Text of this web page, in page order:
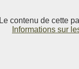
Le contenu de cette
Informations sur